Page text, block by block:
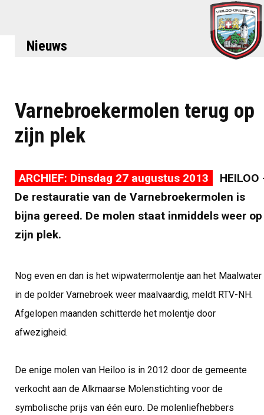
Nieuws
Varnebroekermolen terug op
zijn plek
ARCHIEF: Dinsdag 27 augustus 2013
HEILOO
De restauratie van de Varnebroekermolen is
bijna gereed. De molen staat inmiddels weer op
zijn plek.
Nog even en dan is het wipwatermolentje aan het Maalwater
in de polder Varnebroek weer maalvaardig, meldt RTV-NH.
Afgelopen maanden schitterde het molentje door
afwezigheid.
De enige molen van Heiloo is in 2012 door de gemeente
verkocht aan de Alkmaarse Molenstichting voor de
symbolische prijs van één euro. De molenliefhebbers